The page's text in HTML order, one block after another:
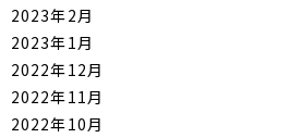
2023年2月
2023年1月
2022年12月
2022年11月
2022年10月